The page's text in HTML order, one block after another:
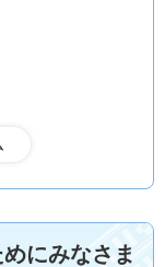
にみなさま